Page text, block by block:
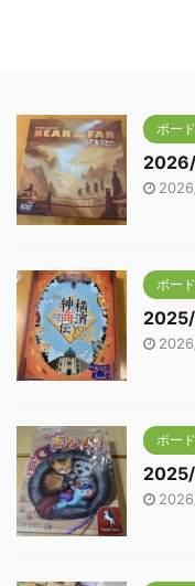
ボー
ボー
ボー